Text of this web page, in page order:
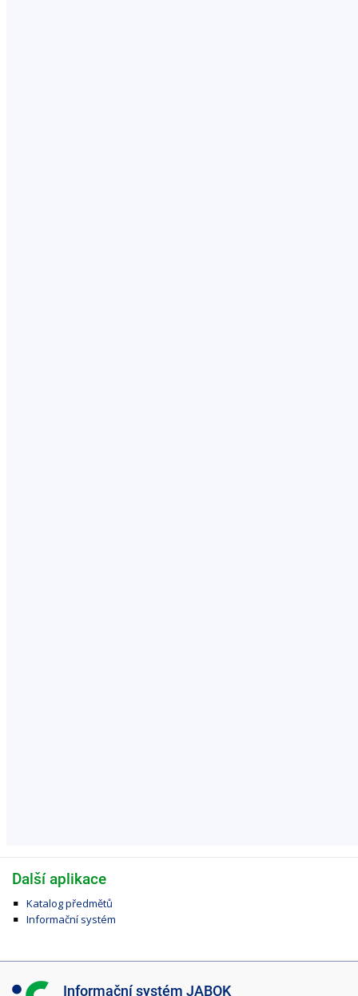
Další aplikace
Katalog předmětů
Informační systém
I Informační systém JABOK